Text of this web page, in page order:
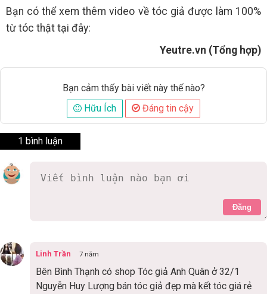
Bạn có thể xem thêm video về tóc giả được làm 100%
từ tóc thật tại đây:
Yeutre.vn (Tổng hợp)
Bạn cảm thấy bài viết này thế nào?
Hữu Ích
Đáng tin cậy
1 bình luận
Đăng
Linh Trần 7 năm
Bên Bình Thạnh có shop Tóc giả Anh Quân ở 32/1
Nguyễn Huy Lượng bán tóc giả đẹp mà kết tóc giá rẻ